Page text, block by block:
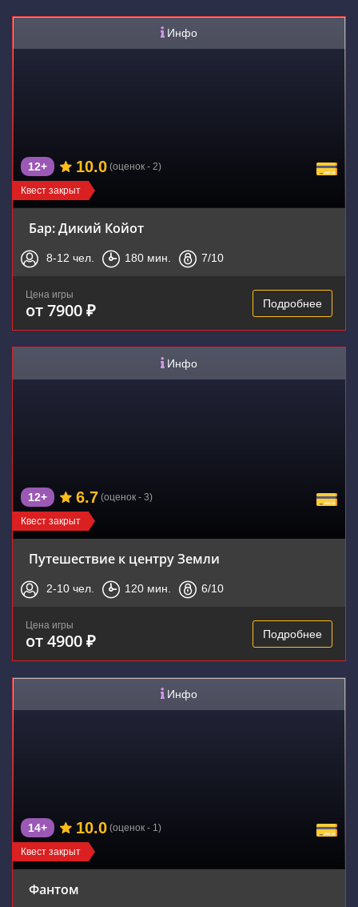
Инфо
Квест закрыт
12+ 10.0 (оценок - 2)
Бар: Дикий Койот
8-12 чел. 180 мин. 7/10
Цена игры
от 7900 ₽ Подробнее
Инфо
Квест закрыт
12+ 6.7 (оценок - 3)
Путешествие к центру Земли
2-10 чел. 120 мин. 6/10
Цена игры
от 4900 ₽ Подробнее
Инфо
Квест закрыт
14+ 10.0 (оценок - 1)
Фантом